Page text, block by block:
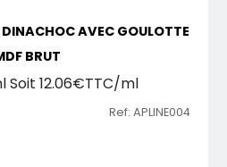
DINACHOC AVEC GOULOTTE
BRUT
Soit 12.06€TTC/ml
Ref: APLINE004